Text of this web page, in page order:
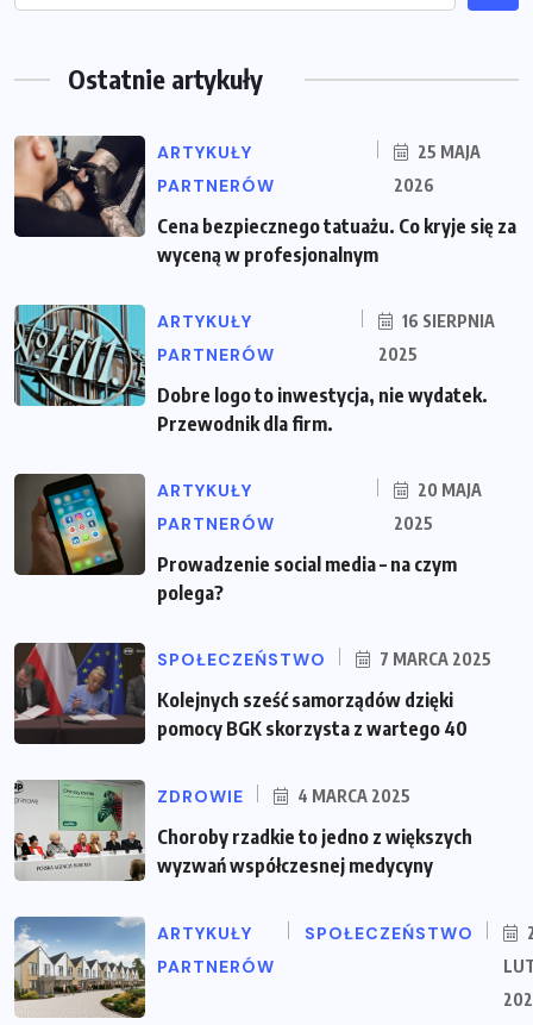
Ostatnie artykuły
ARTYKUŁY
PARTNERÓW
25 MAJA
2026
Cena bezpiecznego tatuażu. Co kryje się za
wyceną w profesjonalnym
ARTYKUŁY
PARTNERÓW
16 SIERPNIA
2025
Dobre logo to inwestycja, nie wydatek.
Przewodnik dla firm.
ARTYKUŁY
PARTNERÓW
20 MAJA
2025
Prowadzenie social media – na czym
polega?
SPOŁECZEŃSTWO 7 MARCA 2025
Kolejnych sześć samorządów dzięki
pomocy BGK skorzysta z wartego 40
ZDROWIE 4 MARCA 2025
Choroby rzadkie to jedno z większych
wyzwań współczesnej medycyny
ARTYKUŁY
PARTNERÓW
SPOŁECZEŃSTWO